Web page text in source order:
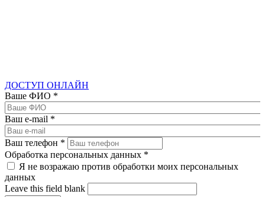
ДОСТУП ОНЛАЙН
Ваше ФИО *
Ваш e-mail *
Ваш телефон *
Обработка персональных данных *
Я не возражаю против обработки моих персональных
данных
Leave this field blank